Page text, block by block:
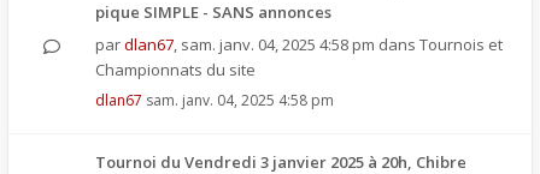
pique SIMPLE - SANS annonces
pardlan67, sam. janv. 04, 2025 4:58 pm dans Tournois et
Championnats du site
dlan67 sam. janv. 04, 2025 4:58 pm
Tournoi du Vendredi 3 janvier 2025 à 20h, Chibre